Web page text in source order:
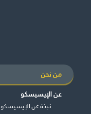
من نحن
عن الإيسيسكو
نبذة عن الإيسيسكو